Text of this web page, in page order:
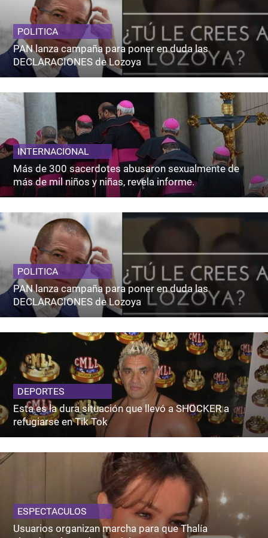
POLITICA
PAN lanza campaña para poner en duda las
DECLARACIONES de Lozoya
INTERNACIONAL
Más de 300 sacerdotes abusaron sexualmente de
más de mil niños y niñas, revela informe.
POLITICA
PAN lanza campaña para poner en duda las
DECLARACIONES de Lozoya
DEPORTES
Esta es la dura situación que llevó a SHOCKER a
refugiarse en Tik Tok
ESPECTACULOS
Usuarios organizan marcha para que Thalía